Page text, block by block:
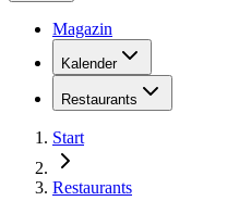
Magazin
Kalender
Restaurants
Start
Restaurants